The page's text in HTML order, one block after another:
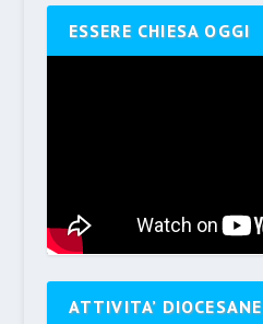
ESSERE CHIESA OGGI
ATTIVITA’ DIOCESANE